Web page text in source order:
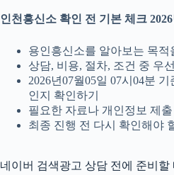
인천흥신소 확인 전 기본 체크
용인흥신소를 알아보는 목적
상담, 비용, 절차, 조건 중 우
2026년07월05일 07시04분
인지 확인하기
필요한 자료나 개인정보 제출
최종 진행 전 다시 확인해야
네이버 검색광고 상담 전에 준비할